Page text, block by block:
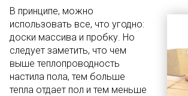
В принципе, можно
использовать все, что угодно:
доски массива и пробку. Но
следует заметить, что чем
выше теплопроводность
настила пола, тем больше
тепла отдает пол и тем меньше